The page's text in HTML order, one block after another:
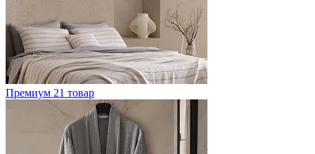
Премиум 21 товар